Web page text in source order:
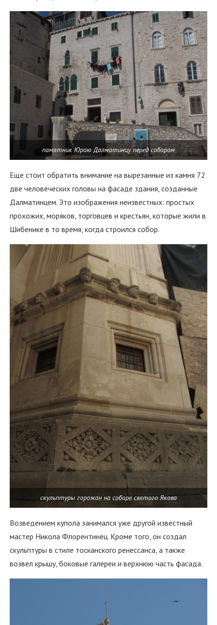
памятник Юраю Далматинцу перед собором
Еще стоит обратить внимание на вырезанные из камня 72
две человеческих головы на фасаде здания, созданные
Далматинцем. Это изображения неизвестных: простых
прохожих, моряков, торговцев и крестьян, которые жили в
Шибенике в то время, когда строился собор.
скульптуры горожан на соборе святого Якова
Возведением купола занимался уже другой известный
мастер Никола Флорентинец. Кроме того, он создал
скульптуры в стиле тосканского ренессанса, а также
возвел крышу, боковые галереи и верхнюю часть фасада.